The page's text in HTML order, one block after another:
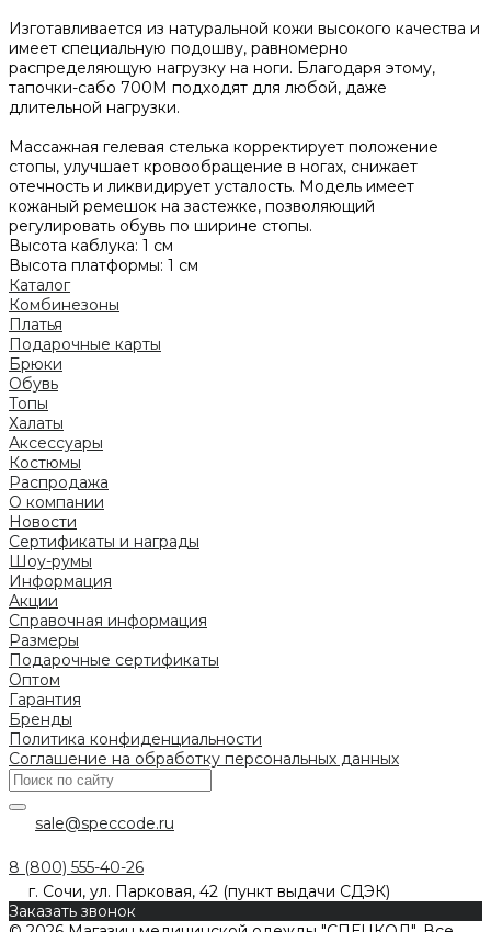
Изготавливается из натуральной кожи высокого качества и
имеет специальную подошву, равномерно
распределяющую нагрузку на ноги. Благодаря этому,
тапочки-сабо 700M подходят для любой, даже
длительной нагрузки.
Массажная гелевая стелька корректирует положение
стопы, улучшает кровообращение в ногах, снижает
отечность и ликвидирует усталость. Модель имеет
кожаный ремешок на застежке, позволяющий
регулировать обувь по ширине стопы.
Высота каблука: 1 см
Высота платформы: 1 см
Каталог
Комбинезоны
Платья
Подарочные карты
Брюки
Обувь
Топы
Халаты
Аксессуары
Костюмы
Распродажа
О компании
Новости
Сертификаты и награды
Шоу-румы
Информация
Акции
Справочная информация
Размеры
Подарочные сертификаты
Оптом
Гарантия
Бренды
Политика конфиденциальности
Соглашение на обработку персональных данных
sale@speccode.ru
8 (800) 555-40-26
г. Сочи, ул. Парковая, 42 (пункт выдачи СДЭК)
Заказать звонок